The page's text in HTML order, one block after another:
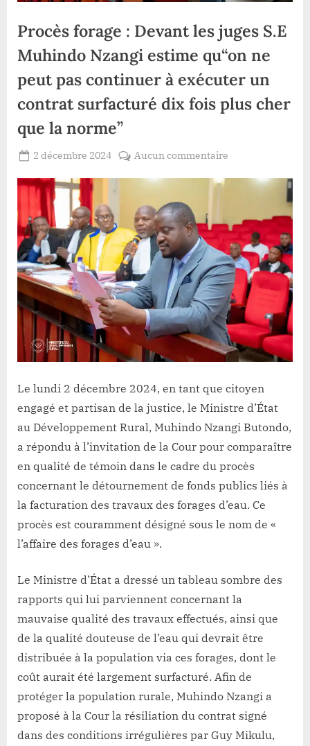
Procès forage : Devant les juges S.E
Muhindo Nzangi estime qu“on ne
peut pas continuer à exécuter un
contrat surfacturé dix fois plus cher
que la norme”
Posted
2 décembre 2024
Lacloche
Aucun commentaire
forage
Devant
les
juges
S.E
Muhindo
Nzangi
estime
qu“on
ne
peut
continuer
à
exécuter
surfacturé
dix
fois
plus
norme”
Le lundi 2 décembre 2024, en tant que citoyen
engagé et partisan de la justice, le Ministre d’État
au Développement Rural, Muhindo Nzangi Butondo,
a répondu à l’invitation de la Cour pour comparaître
en qualité de témoin dans le cadre du procès
concernant le détournement de fonds publics liés à
la facturation des travaux des forages d’eau. Ce
procès est couramment désigné sous le nom de «
l’affaire des forages d’eau ».
Le Ministre d’État a dressé un tableau sombre des
rapports qui lui parviennent concernant la
mauvaise qualité des travaux effectués, ainsi que
de la qualité douteuse de l’eau qui devrait être
distribuée à la population via ces forages, dont le
coût aurait été largement surfacturé. Afin de
protéger la population rurale, Muhindo Nzangi a
proposé à la Cour la résiliation du contrat signé
dans des conditions irrégulières par Guy Mikulu,